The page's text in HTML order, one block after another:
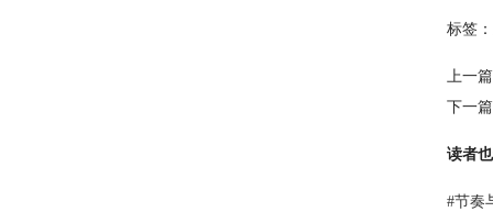
标签：
上一篇
下一篇
读者
#节奏